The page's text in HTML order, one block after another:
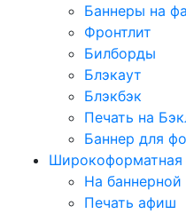
Баннеры на
Фронтлит
Билборды
Блэкаут
Блэкбэк
Печать на
Баннер для
Широкоформатная
На баннерной
Печать афиш